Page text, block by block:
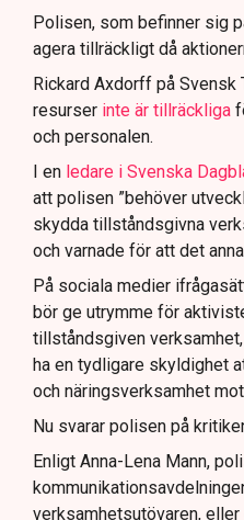
för att dokumentera
Samtidigt är
att navigera juridiska
Polisen, som befinner sig
agera tillräckligt då
Rickard Axdorff på Svensk
resurser inte är tillräckliga
och personalen.
I en ledare i Svenska
att polisen ”behöver
skydda tillståndsgivna
och varnade för att det
På sociala medier
bör ge utrymme för
tillståndsgiven
ha en tydligare skyldighet
och näringsverksamhet
Nu svarar polisen på
Enligt Anna-Lena Mann,
verksamhetsutövaren,